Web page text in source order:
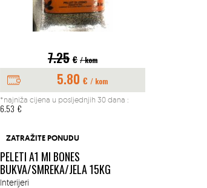
7.25 € / kom
5.80 € / kom
*najniža cijena u posljednjih 30 dana :
6.53 €
ZATRAŽITE PONUDU
PELETI A1 MI BONES
BUKVA/SMREKA/JELA 15KG
Interijeri